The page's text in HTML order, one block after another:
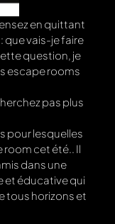
en quittant
que vais-je faire
question, je
escape rooms
pas plus
pour lesquelles
room cet été.. Il
dans une
et éducative qui
tous horizons et